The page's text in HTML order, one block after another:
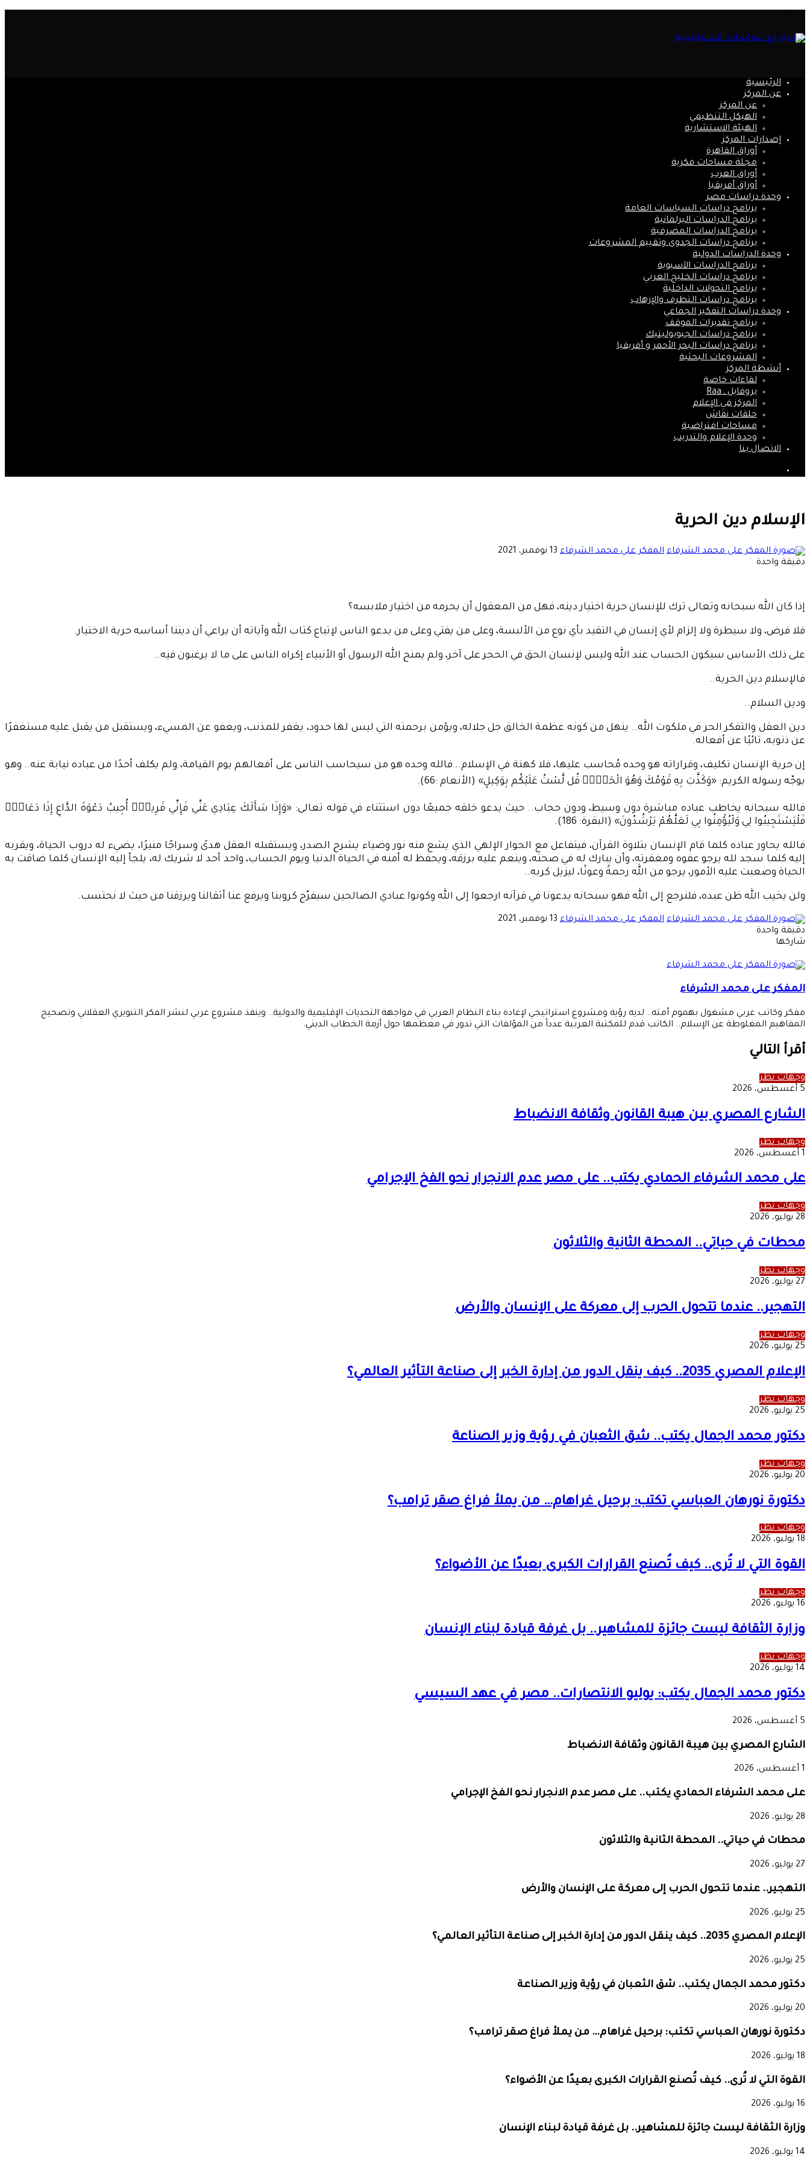
الرئيسية
عن المركز
عن المركز
الهيكل التنظيمي
الهيئة الاستشارية
إصدارات المركز
أوراق القاهرة
مجلة مساحات فكرية
أوراق العرب
أوراق أفريقيا
وحدة دراسات مصر
برنامج دراسات السياسات العامة
برنامج الدراسات البرلمانية
برنامج الدراسات المصرفية
برنامج دراسات الجدوى وتقييم المشروعات
وحدة الدراسات الدولية
برنامج الدراسات الآسيوية
برنامج دراسات الخليج العربي
برنامج التحولات الداخلية
برنامج دراسات التطرف والإرهاب
وحدة دراسات التفكير الجماعي
برنامج تقديرات الموقف
برنامج دراسات الجيوبوليتيك
برنامج دراسات البحر الأحمر و أفريقيا
المشروعات البحثية
أنشطة المركز
لقاءات خاصة
بروفايل ـ Raa
المركز في الإعلام
حلقات نقاش
مساحات افتراضية
وحدة الإعلام والتدريب
الاتصال بنا
الإسلام دين الحرية
المفكر على محمد الشرفاء أرسل
13 نوفمبر، 2021
دقيقة واحدة
إذا كان الله سبحانه وتعالى ترك للإنسان حرية اختيار دينه، فهل من المعقول أن يحرمه من اختيار ملابسه؟
فلا فرض، ولا سيطرة ولا إلزام لأي إنسان في التقيد بأي نوع من الألبسة، وعلى من يفتي وعلى من يدعو الناس لإتباع كتاب الله وآياته أن يراعي أن ديننا أساسه حرية الاختيار.
على ذلك الأساس سيكون الحساب عند الله وليس لإنسان الحق في الحجر على آخر، ولم يمنح الله الرسول أو الأنبياء إكراه الناس على ما لا يرغبون فيه..
فالإسلام دين الحرية..
ودين السلام..
دين العقل والتفكر الحر في ملكوت الله.. ينهل من كونه عظمة الخالق جل جلاله، ويؤمن برحمته التي ليس لها حدود، يغفر للمذنب، ويعفو عن المسيء، ويستقبل من يقبل عليه مستغفرًا
عن ذنوبه، تائبًا عن أفعاله.
إن حرية الإنسان تكليف، وقراراته هو وحده مُحاسب عليها، فلا كهنة في الإسلام.. فالله وحده هو من سيحاسب الناس على أفعالهم يوم القيامة، ولم يكلف أحدًا من عباده نيابة عنه.. وهو
يوجّه رسوله الكريم: «وَكَذَّبَ بِهِ قَوْمُكَ وَهُوَ الْحَقُّۚ قُل لَّسْتُ عَلَيْكُم بِوَكِيلٍ» (الأنعام :66).
فالله سبحانه يخاطب عباده مباشرة دون وسيط، ودون حجاب.. حيث يدعو خلقه جميعًا دون استثناء في قوله تعالى: «وَإِذَا سَأَلَكَ عِبَادِي عَنِّي فَإِنِّي قَرِيبٌۖ أُجِيبُ دَعْوَةَ الدَّاعِ إِذَا دَعَانِۖ
فَلْيَسْتَجِيبُوا لِي وَلْيُؤْمِنُوا بِي لَعَلَّهُمْ يَرْشُدُونَ» (البقرة: 186).
فالله يحاور عباده كلما قام الإنسان بتلاوة القرآن، فيتفاعل مع الحوار الإلهي الذي يشع منه نور وضياء يشرح الصدر، ويستقبله العقل هدىً وسراجًا منيرًا، يضيء له دروب الحياة، ويقربه
إليه كلما سجد لله يرجو عفوه ومغفرته، وأن يبارك له في صحته، وينعم عليه برزقه، ويحفظ له أمنه في الحياة الدنيا ويوم الحساب، واحد أحد لا شريك له، يلجأ إليه الإنسان كلما ضاقت به
الحياة وصعبت عليه الأمور، يرجو من الله رحمةً وعونًا، ليزيل كربه..
ولن يخيب الله ظن عبده، فلنرجع إلى الله فهو سبحانه يدعونا في قرآنه ارجعوا إلى الله وكونوا عبادي الصالحين سيفرّج كروبنا ويرفع عنا أثقالنا ويرزقنا من حيث لا نحتسب.
المفكر على محمد الشرفاء أرسل
13 نوفمبر، 2021
دقيقة واحدة
فيسبوك
‫X
لينكدإن
بينتيريست
Odnoklassniki
‫Pocket
شاركها
عبر
المفكر على محمد الشرفاء
مفكر وكاتب عربي مشغول بهموم أمته.. لديه رؤية ومشروع استراتيجي لإعادة بناء النظام العربي في مواجهة التحديات الإقليمية والدولية.. وينفذ مشروع عربي لنشر الفكر التنويري العقلاني وتصحيح
المفاهيم المغلوطة عن الإسلام.. الكاتب قدم للمكتبة العربية عدداً من المؤلفات التي تدور في معظمها حول أزمة الخطاب الديني.
أقرأ التالي
وجهات نظر
5 أغسطس، 2026
الشارع المصري بين هيبة القانون وثقافة الانضباط
وجهات نظر
1 أغسطس، 2026
على محمد الشرفاء الحمادي يكتب.. على مصر عدم الانجرار نحو الفخ الإجرامي
وجهات نظر
28 يوليو، 2026
محطات في حياتي.. المحطة الثانية والثلاثون
وجهات نظر
27 يوليو، 2026
التهجير.. عندما تتحول الحرب إلى معركة على الإنسان والأرض
وجهات نظر
25 يوليو، 2026
الإعلام المصري 2035.. كيف ينقل الدور من إدارة الخبر إلى صناعة التأثير العالمي؟
وجهات نظر
25 يوليو، 2026
دكتور محمد الجمال يكتب.. شق الثعبان في رؤية وزير الصناعة
وجهات نظر
20 يوليو، 2026
دكتورة نورهان العباسي تكتب: برحيل غراهام… من يملأ فراغ صقر ترامب؟
وجهات نظر
18 يوليو، 2026
القوة التي لا تُرى.. كيف تُصنع القرارات الكبرى بعيدًا عن الأضواء؟
وجهات نظر
16 يوليو، 2026
وزارة الثقافة ليست جائزة للمشاهير.. بل غرفة قيادة لبناء الإنسان
وجهات نظر
14 يوليو، 2026
دكتور محمد الجمال يكتب: يوليو الانتصارات.. مصر في عهد السيسي
5 أغسطس، 2026
الشارع المصري بين هيبة القانون وثقافة الانضباط
1 أغسطس، 2026
على محمد الشرفاء الحمادي يكتب.. على مصر عدم الانجرار نحو الفخ الإجرامي
28 يوليو، 2026
محطات في حياتي.. المحطة الثانية والثلاثون
27 يوليو، 2026
التهجير.. عندما تتحول الحرب إلى معركة على الإنسان والأرض
25 يوليو، 2026
الإعلام المصري 2035.. كيف ينقل الدور من إدارة الخبر إلى صناعة التأثير العالمي؟
25 يوليو، 2026
دكتور محمد الجمال يكتب.. شق الثعبان في رؤية وزير الصناعة
20 يوليو، 2026
دكتورة نورهان العباسي تكتب: برحيل غراهام… من يملأ فراغ صقر ترامب؟
18 يوليو، 2026
القوة التي لا تُرى.. كيف تُصنع القرارات الكبرى بعيدًا عن الأضواء؟
16 يوليو، 2026
وزارة الثقافة ليست جائزة للمشاهير.. بل غرفة قيادة لبناء الإنسان
14 يوليو، 2026